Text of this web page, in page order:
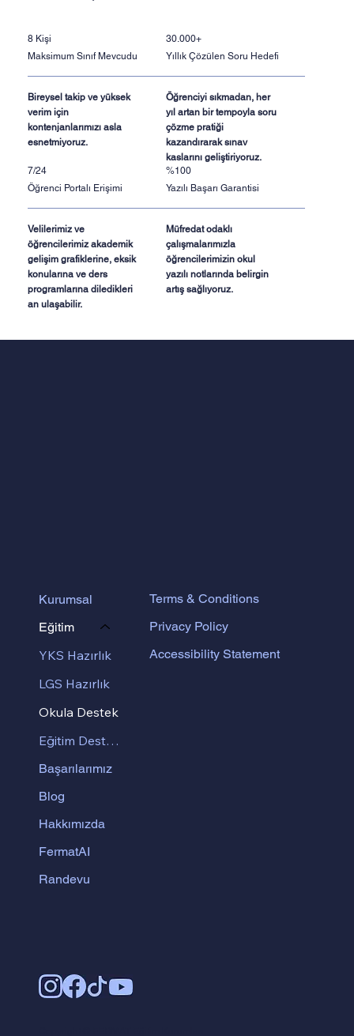
8 Kişi
Maksimum Sınıf Mevcudu
Bireysel takip ve yüksek
verim için
kontenjanlarımızı asla
esnetmiyoruz.
30.000+
Yıllık Çözülen Soru Hedefi
Öğrenciyi sıkmadan, her
yıl artan bir tempoyla soru
çözme pratiği
kazandırarak sınav
kaslarını geliştiriyoruz.
7/24
Öğrenci Portalı Erişimi
Velilerimiz ve
öğrencilerimiz akademik
gelişim grafiklerine, eksik
konularına ve ders
programlarına diledikleri
an ulaşabilir.
%100
Yazılı Başarı Garantisi
Müfredat odaklı
çalışmalarımızla
öğrencilerimizin okul
yazılı notlarında belirgin
artış sağlıyoruz.
Kurumsal
Eğitim
YKS Hazırlık
LGS Hazırlık
Okula Destek
Eğitim Destek Ürünleri
Başarılarımız
Blog
Hakkımızda
FermatAI
Randevu
Terms & Conditions
Privacy Policy
Accessibility Statement